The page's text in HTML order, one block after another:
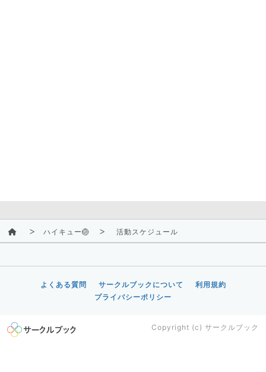
ハイキュー🏐 活動スケジュール
よくある質問 サークルブックについて
利用規約
プライバシーポリシー
Copyright (c) サークルブック